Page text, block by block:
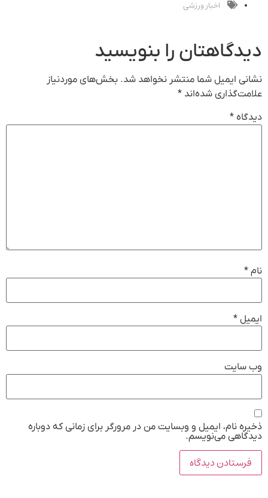
اخبار ورزشی
دیدگاهتان را بنویسید
نشانی ایمیل شما منتشر نخواهد شد. بخش‌های موردنیاز
علامت‌گذاری شده‌اند *
دیدگاه *
نام *
ایمیل *
وب‌ سایت
ذخیره نام، ایمیل و وبسایت من در مرورگر برای زمانی که دوباره
دیدگاهی می‌نویسم.